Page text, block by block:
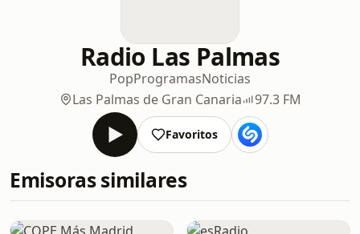
Radio Las Palmas
PopProgramasNoticias
Las Palmas de Gran Canaria
97.3 FM
Favoritos
Emisoras similares